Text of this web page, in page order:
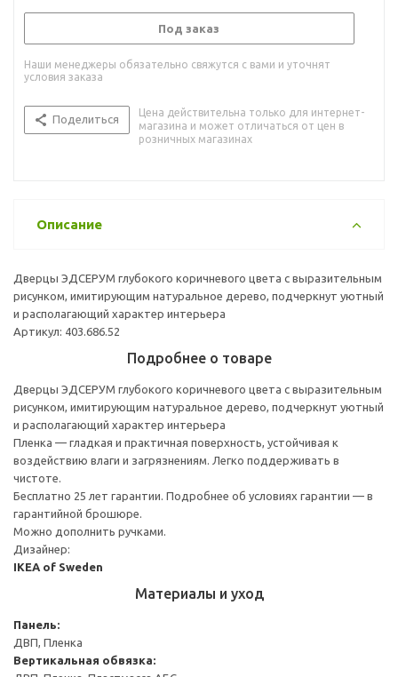
Под заказ
Наши менеджеры обязательно свяжутся с вами и уточнят
условия заказа
Поделиться
Цена действительна только для интернет-
магазина и может отличаться от цен в
розничных магазинах
Описание
Дверцы ЭДСЕРУМ глубокого коричневого цвета с выразительным
рисунком, имитирующим натуральное дерево, подчеркнут уютный
и располагающий характер интерьера
Артикул: 403.686.52
Подробнее о товаре
Дверцы ЭДСЕРУМ глубокого коричневого цвета с выразительным
рисунком, имитирующим натуральное дерево, подчеркнут уютный
и располагающий характер интерьера
Пленка — гладкая и практичная поверхность, устойчивая к
воздействию влаги и загрязнениям. Легко поддерживать в
чистоте.
Бесплатно 25 лет гарантии. Подробнее об условиях гарантии — в
гарантийной брошюре.
Можно дополнить ручками.
Дизайнер:
IKEA of Sweden
Материалы и уход
Панель:
ДВП, Пленка
Вертикальная обвязка: